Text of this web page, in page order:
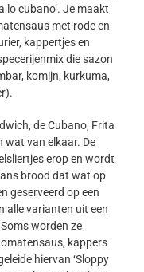
lo cubano’. Je maakt
met rode en
kappertjes en
die sazon
komijn, kurkuma,
de Cubano, Frita
wat van elkaar. De
erop en wordt
brood dat wat op
geserveerd op een
alle varianten uit een
worden ze
kappers
hiervan ‘Sloppy